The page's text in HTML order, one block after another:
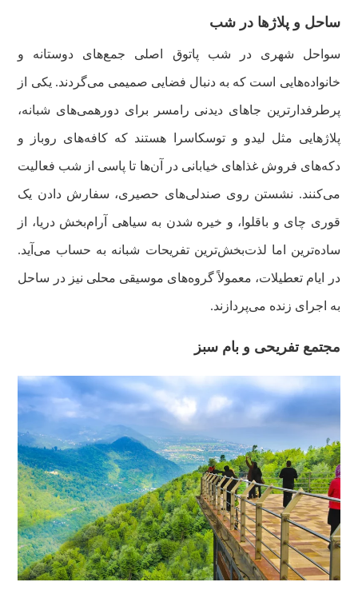
ساحل و پلاژها در شب
سواحل شهری در شب پاتوق اصلی جمع‌های دوستانه و
خانواده‌هایی است که به دنبال فضایی صمیمی می‌گردند. یکی از
پرطرفدارترین جاهای دیدنی رامسر برای دورهمی‌های شبانه،
پلاژهایی مثل لیدو و توسکاسرا هستند که کافه‌های روباز و
دکه‌های فروش غذاهای خیابانی در آن‌ها تا پاسی از شب فعالیت
می‌کنند. نشستن روی صندلی‌های حصیری، سفارش دادن یک
قوری چای و باقلوا، و خیره شدن به سیاهی آرام‌بخش دریا، از
ساده‌ترین اما لذت‌بخش‌ترین تفریحات شبانه به حساب می‌آید.
در ایام تعطیلات، معمولاً گروه‌های موسیقی محلی نیز در ساحل
به اجرای زنده می‌پردازند.
مجتمع تفریحی و بام سبز